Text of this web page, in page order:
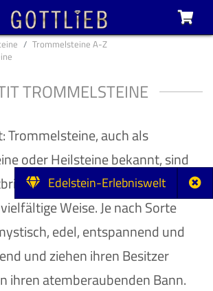
Edelstein-Erlebniswelt
Trommelsteine A-Z
TROMMELSTEINE
Trommelsteine, auch als
oder Heilsteine bekannt, sind
und bereichern unseren
Weise. Je nach Sorte
edel, entspannend und
und ziehen ihren Besitzer
ihren atemberaubenden Bann.